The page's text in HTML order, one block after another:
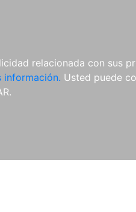
relacionada con sus
información. Usted puede
Y
MATERIAL
COMPLEMENTARIO